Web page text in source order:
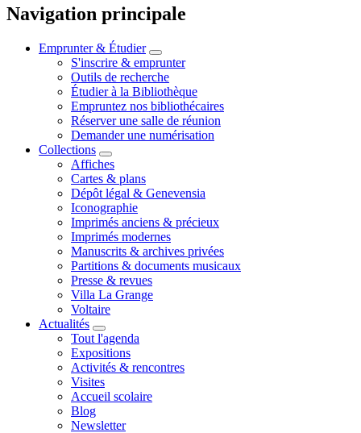
Navigation principale
Emprunter & Étudier
S'inscrire & emprunter
Outils de recherche
Étudier à la Bibliothèque
Empruntez nos bibliothécaires
Réserver une salle de réunion
Demander une numérisation
Collections
Affiches
Cartes & plans
Dépôt légal & Genevensia
Iconographie
Imprimés anciens & précieux
Imprimés modernes
Manuscrits & archives privées
Partitions & documents musicaux
Presse & revues
Villa La Grange
Voltaire
Actualités
Tout l'agenda
Expositions
Activités & rencontres
Visites
Accueil scolaire
Blog
Newsletter